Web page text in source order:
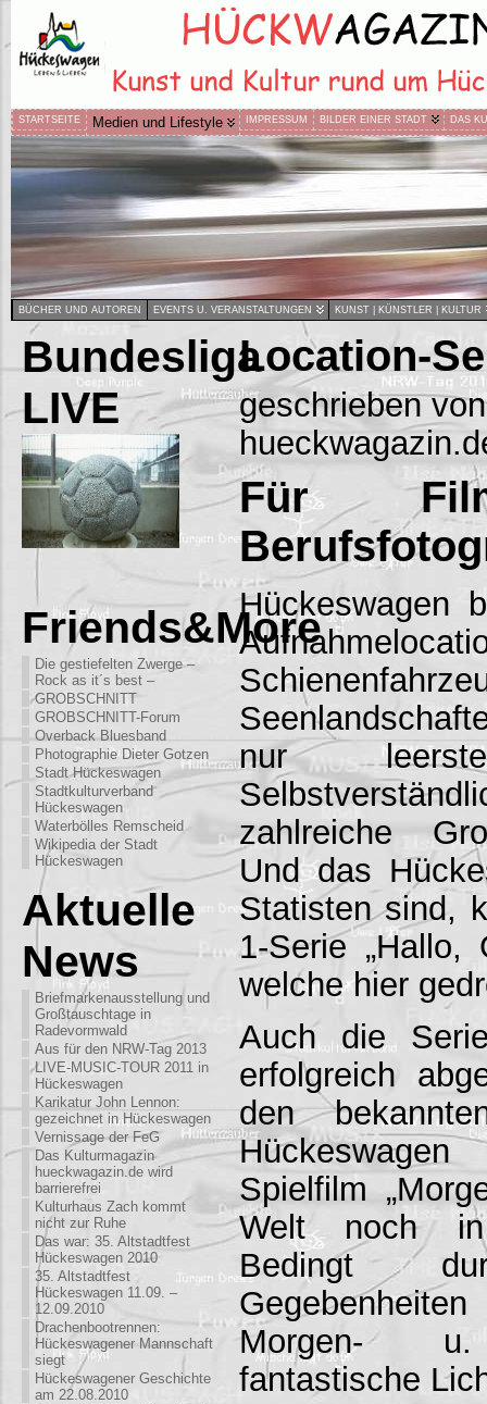
STARTSEITE Medien und Lifestyle IMPRESSUM BILDER EINER STADT DAS
BÜCHER UND AUTOREN EVENTS U. VERANSTALTUNGEN KUNST | KÜNSTLER | KULTUR
Bundesliga
LIVE
Friends&More
Die gestiefelten Zwerge –
Rock as it´s best –
GROBSCHNITT
GROBSCHNITT-Forum
Overback Bluesband
Photographie Dieter Gotzen
Stadt Hückeswagen
Stadtkulturverband
Hückeswagen
Waterbölles Remscheid
Wikipedia der Stadt
Hückeswagen
Aktuelle
News
Briefmarkenausstellung und
Großtauschtage in
Radevormwald
Aus für den NRW-Tag 2013
LIVE-MUSIC-TOUR 2011 in
Hückeswagen
Karikatur John Lennon:
gezeichnet in Hückeswagen
Vernissage der FeG
Das Kulturmagazin
hueckwagazin.de wird
barrierefrei
Kulturhaus Zach kommt
nicht zur Ruhe
Das war: 35. Altstadtfest
Hückeswagen 2010
35. Altstadtfest
Hückeswagen 11.09. –
12.09.2010
Drachenbootrennen:
Hückeswagener Mannschaft
siegt
Hückeswagener Geschichte
am 22.08.2010
Location-
geschrieben
Für
Hückeswagen
nur
zahlreiche
Und das
Statisten sind,
1-Serie „Hallo,
welche hier
Auch die
erfolgreich
den
Spielfilm
Welt noch in
Bedingt
Morgen- u.
fantastische